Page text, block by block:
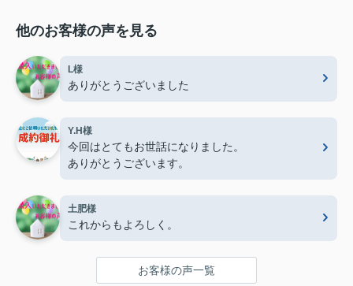
他のお客様の声を見る
L様
ありがとうございました
Y.H様
今回はとてもお世話になりました。
ありがとうございます。
土肥様
これからもよろしく。
お客様の声一覧